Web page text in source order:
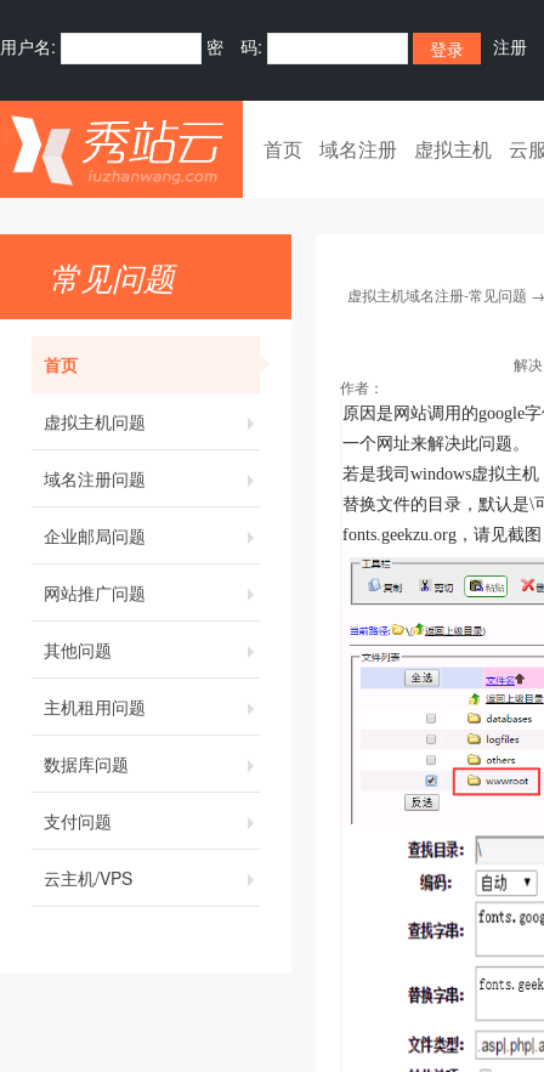
用户名: 密 码: 注册
首页 域名注册 虚拟主机 云
常见问题
首页
虚拟主机问题
域名注册问题
企业邮局问题
网站推广问题
其他问题
主机租用问题
数据库问题
支付问题
云主机/VPS
虚拟主机域名注册-常见问题
解
作者：
原因是网站调用的google
一个网址来解决此问题。
若是我司 windows虚拟主
替换文件的目录，默认是\
fonts.geekzu.org，请见截图